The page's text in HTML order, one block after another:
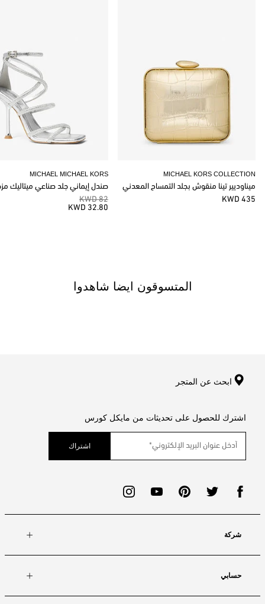
MICHAEL MICHAEL KORS
صندل إيماني جلد صناعي ميتاليك
82 KWD
32.80 KWD
MICHAEL KORS COLLECTION
ميناوديير تينا منقوش بجلد التمساح المعدني
435 KWD
المتسوقون ايضا شاهدوا
ابحث عن المتجر
اشترك للحصول على تحديثات من مايكل كورس
اشتراك
شركة
حسابي